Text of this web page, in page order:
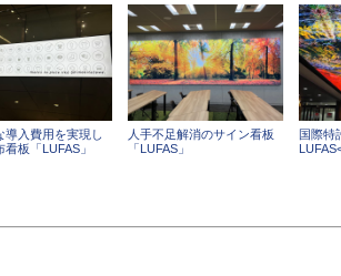
導入費用を実現し
板「LUFAS」
人手不足解消のサイン看板
「LUFAS」
国際特